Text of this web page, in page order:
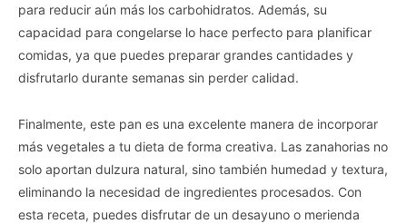
para reducir aún más los carbohidratos. Además, su
capacidad para congelarse lo hace perfecto para planificar
comidas, ya que puedes preparar grandes cantidades y
disfrutarlo durante semanas sin perder calidad.
Finalmente, este pan es una excelente manera de incorporar
más vegetales a tu dieta de forma creativa. Las zanahorias no
solo aportan dulzura natural, sino también humedad y textura,
eliminando la necesidad de ingredientes procesados. Con
esta receta, puedes disfrutar de un desayuno o merienda